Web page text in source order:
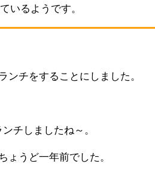
いるようです。
ンチをすることにしました。
ンチしましたね～。
ょうど一年前でした。